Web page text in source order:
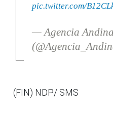
pic.twitter.com/
— Agencia Andina
(FIN) NDP/ SMS